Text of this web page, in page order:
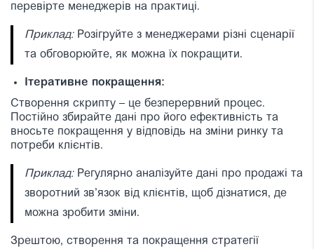
перевірте менеджерів на практиці.
Приклад:Розігруйте з менеджерами різні сценарії
та обговорюйте, як можна їх покращити.
Ітеративне покращення:
Створення скрипту – це безперервний процес.
Постійно збирайте дані про його ефективність та
вносьте покращення у відповідь на зміни ринку та
потреби клієнтів.
Приклад:Регулярно аналізуйте дані про продажі та
зворотний зв’язок від клієнтів, щоб дізнатися, де
можна зробити зміни.
Зрештою, створення та покращення стратегії